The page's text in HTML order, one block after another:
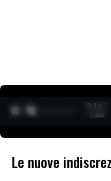
0:16 /
1:40
Le nuove